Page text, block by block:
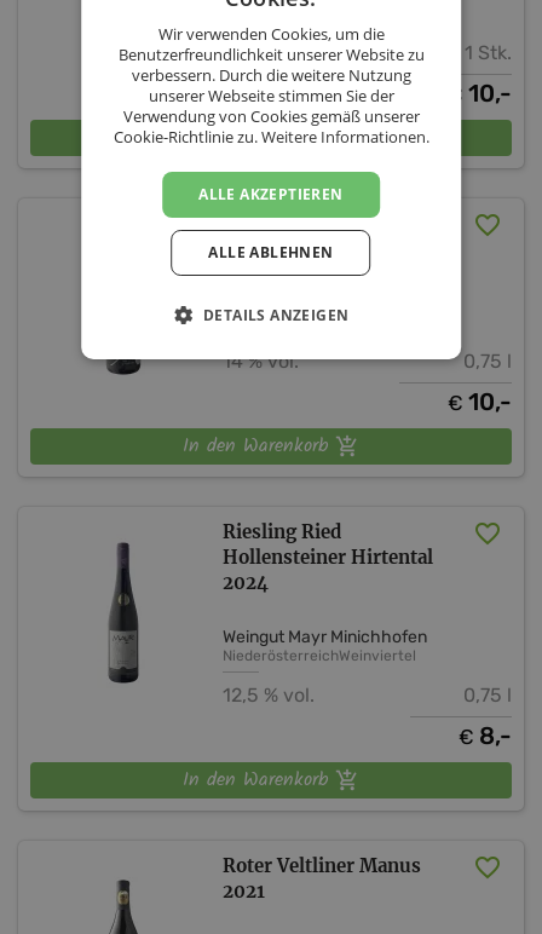
13 % vol. 1 Stk.
€ 10,-
In den Warenkorb
Gemischter Satz Großvata
2023
NiederösterreichWeinviertel
14 % vol. 0,75 l
€ 10,-
In den Warenkorb
Riesling Ried
Hollensteiner Hirtental
2024
Weingut Mayr Minichhofen
NiederösterreichWeinviertel
12,5 % vol. 0,75 l
€ 8,-
In den Warenkorb
Roter Veltliner Manus
2021
Wir verwenden Cookies, um die
Benutzerfreundlichkeit unserer Website zu
verbessern. Durch die weitere Nutzung
unserer Webseite stimmen Sie der
Verwendung von Cookies gemäß unserer
Cookie-Richtlinie zu.Weitere Informationen.
ALLE AKZEPTIEREN
ALLE ABLEHNEN
DETAILS ANZEIGEN